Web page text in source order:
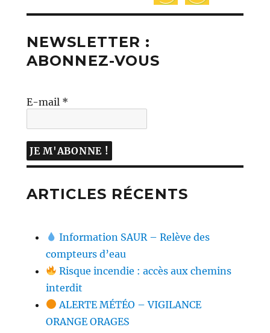
NEWSLETTER :
ABONNEZ-VOUS
E-mail *
ARTICLES RÉCENTS
Information SAUR – Relève des
compteurs d’eau
Risque incendie : accès aux chemins
interdit
ALERTE MÉTÉO – VIGILANCE
ORANGE ORAGES